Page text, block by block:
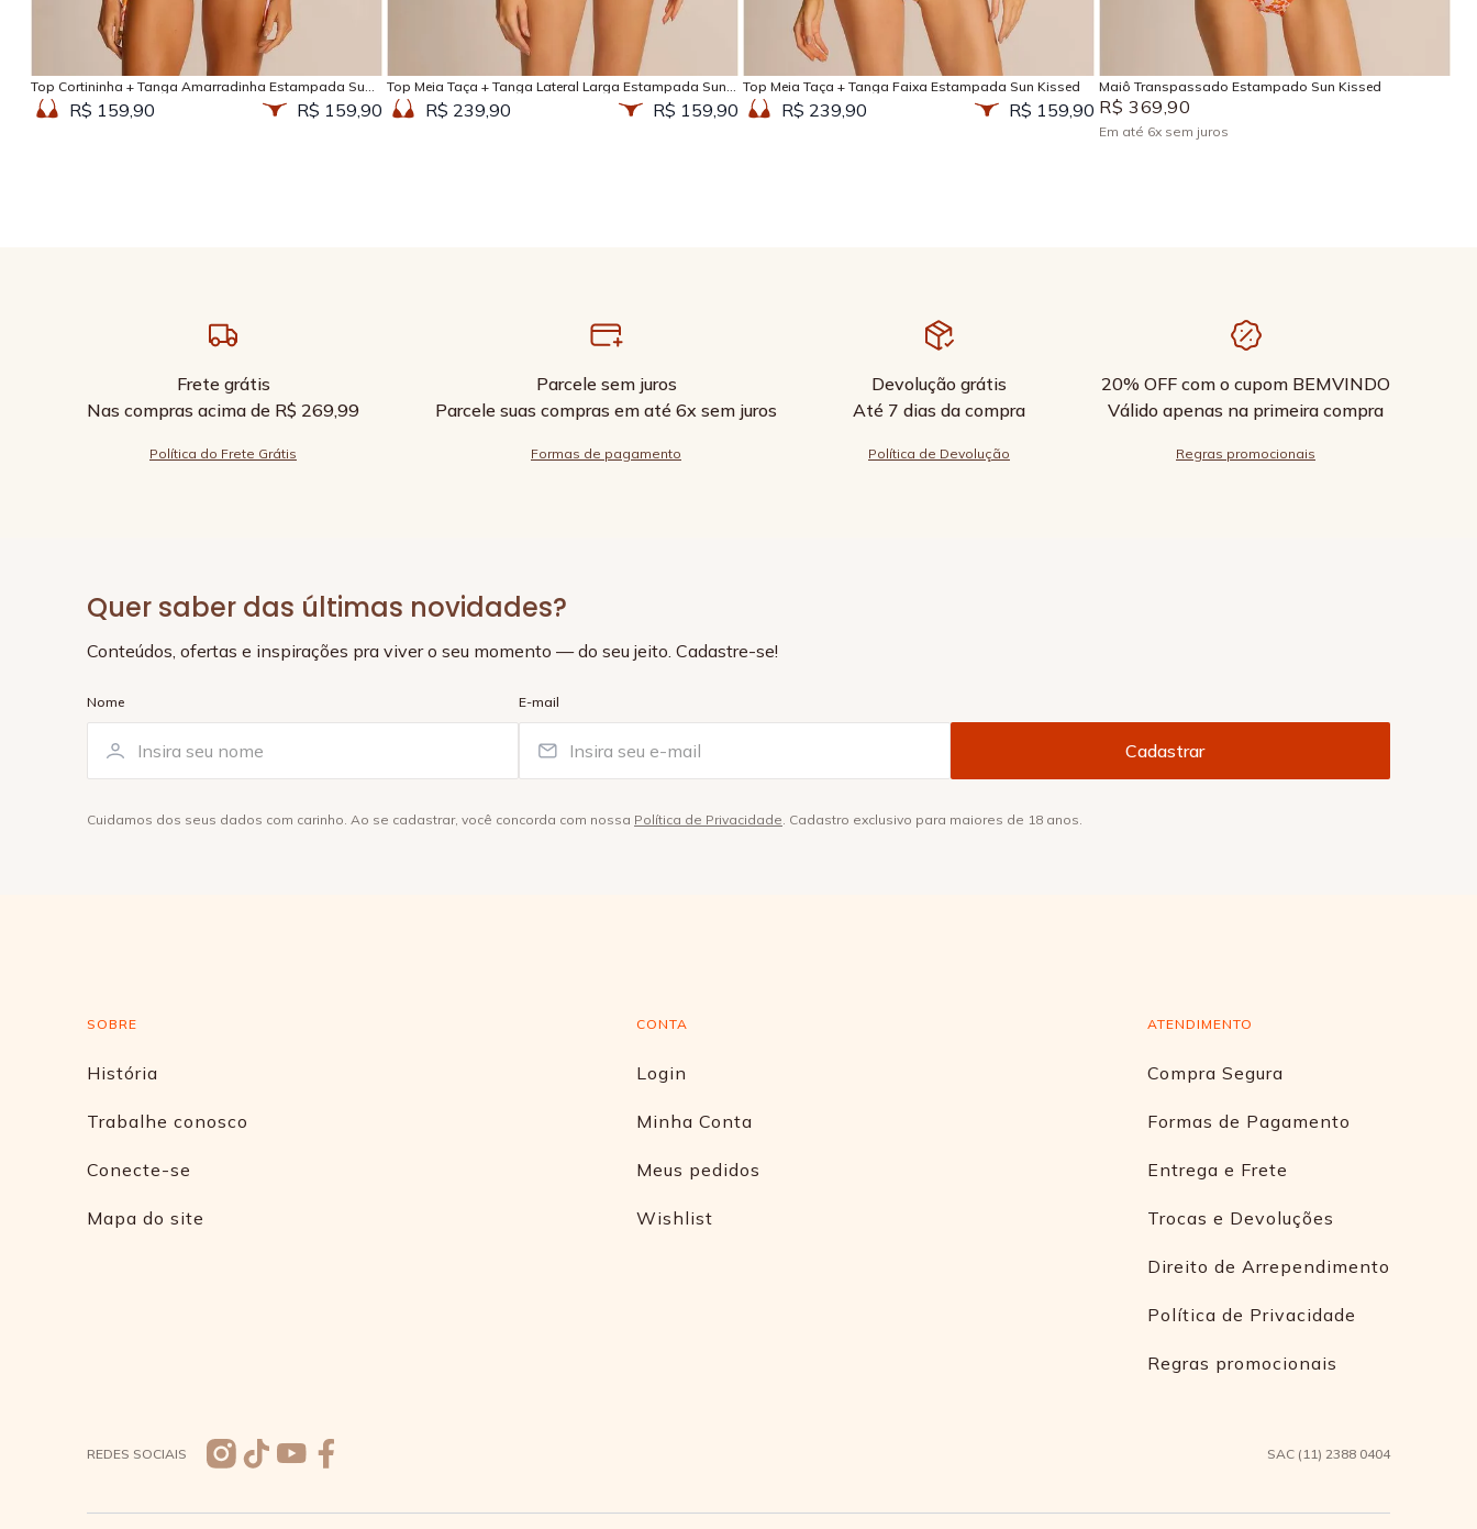
Adicionar na sacola
Top Cortininha + Tanga Amarradinha Estampada Sun
KissedR$ 159,90 R$ 159,90
Adicionar na sacola
Top Meia Taça + Tanga Lateral Larga Estampada Sun
KissedR$ 239,90 R$ 159,90
Adicionar na sacola
Top Meia Taça + Tanga Faixa Estampada Sun Kissed
R$ 239,90 R$ 159,90
Adicionar na sacola
Maiô Transpassado Estampado Sun Kissed
R$ 369,90
Em até 6x sem juros
Frete grátis
Nas compras acima de R$ 269,99
Política do Frete Grátis
Parcele sem juros
Parcele suas compras em até 6x sem juros
Formas de pagamento
Devolução grátis
Até 7 dias da compra
Política de Devolução
20% OFF com o cupom BEMVINDO
Válido apenas na primeira compra
Regras promocionais
Quer saber das últimas novidades?
Conteúdos, ofertas e inspirações pra viver o seu momento — do seu jeito. Cadastre-se!
Nome E-mail
Cuidamos dos seus dados com carinho. Ao se cadastrar, você concorda com nossa Política de Privacidade. Cadastro exclusivo para maiores de 18 anos.
SOBRE
História
Trabalhe conosco
Conecte-se
Mapa do site
CONTA
Login
Minha Conta
Meus pedidos
Wishlist
ATENDIMENTO
Compra Segura
Formas de Pagamento
Entrega e Frete
Trocas e Devoluções
Direito de Arrependimento
Política de Privacidade
Regras promocionais
REDES SOCIAIS SAC (11) 2388 0404